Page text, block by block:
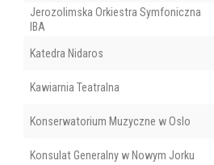
Jerozolimska Orkiestra Symfoniczna
IBA
Katedra Nidaros
Kawiarnia Teatralna
Konserwatorium Muzyczne w Oslo
Konsulat Generalny w Nowym Jorku